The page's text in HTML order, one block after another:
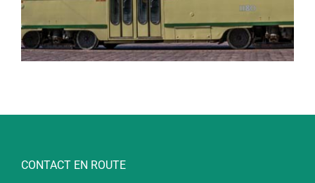
CONTACT EN ROUTE